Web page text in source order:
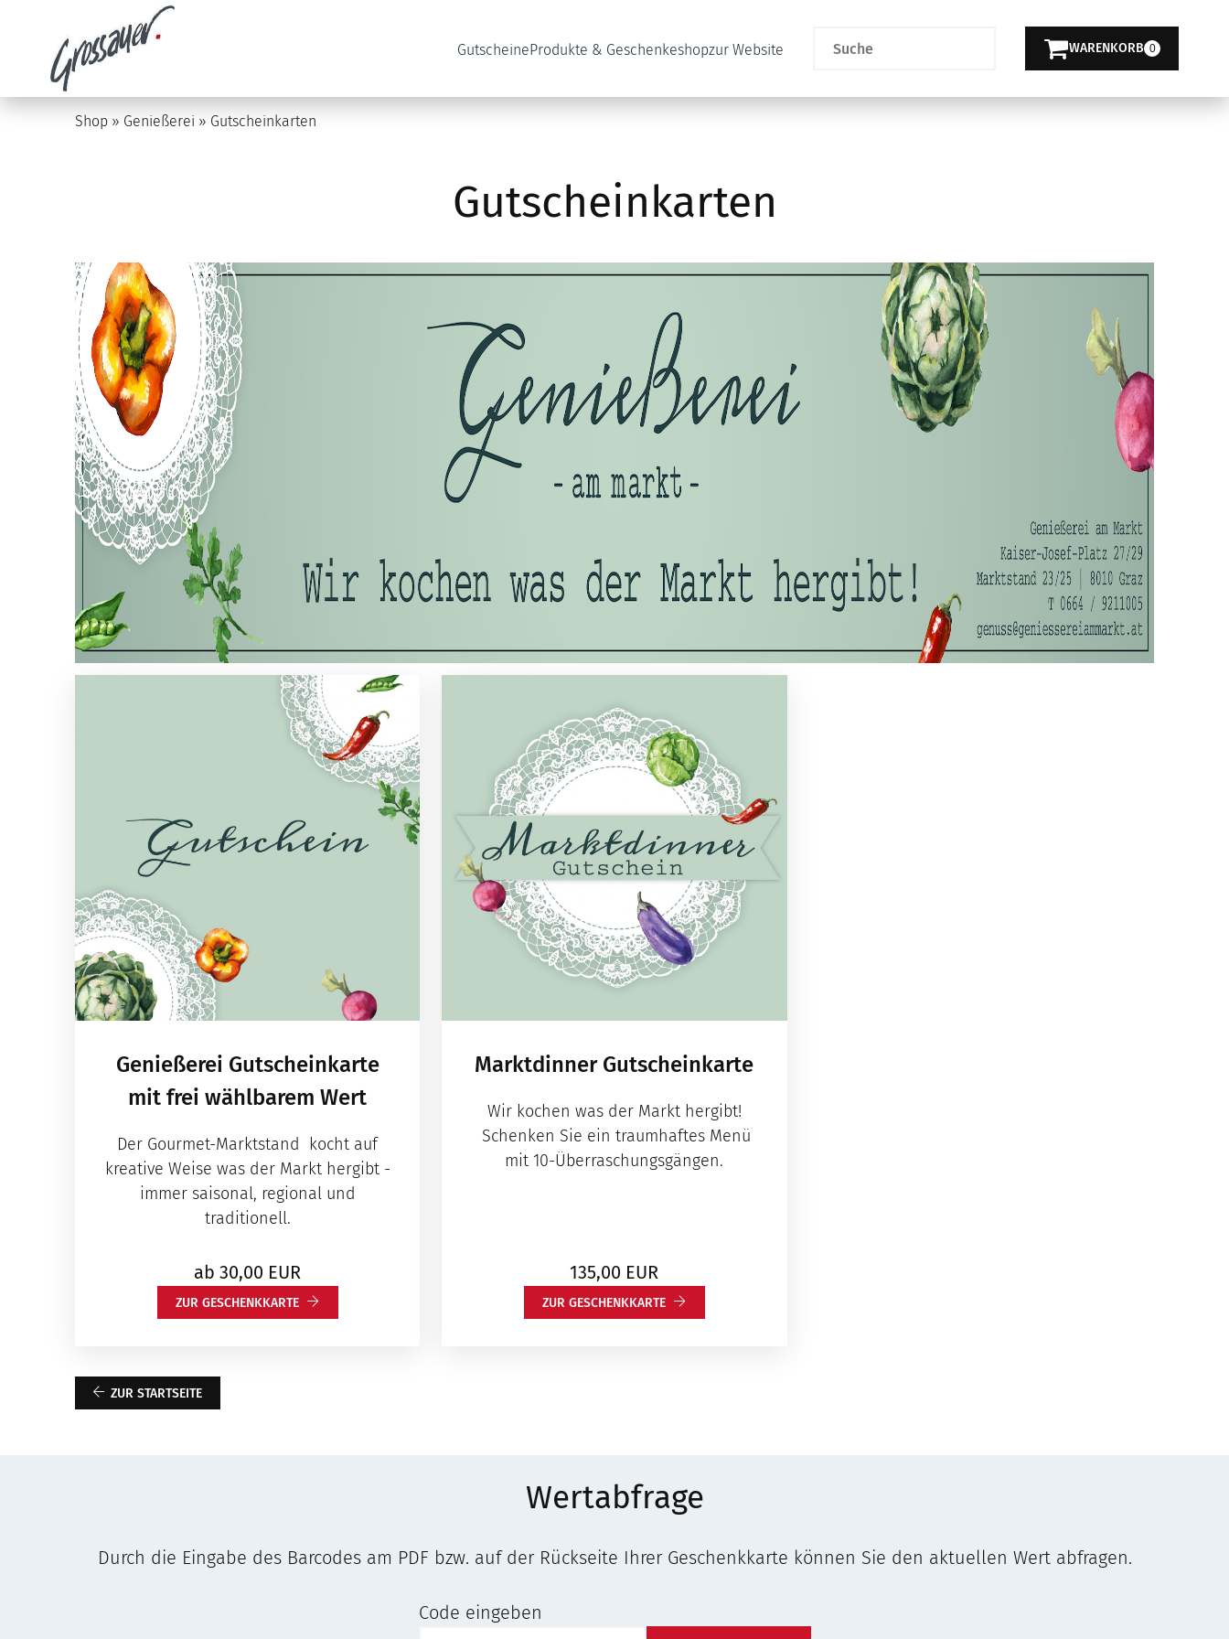
GutscheineProdukte & Geschenkeshopzur Website WARENKORB 0
Shop » Genießerei » Gutscheinkarten
Gutscheinkarten
Genießerei Gutscheinkarte
mit frei wählbarem Wert
Der Gourmet-Marktstand kocht auf
kreative Weise was der Markt hergibt -
immer saisonal, regional und
traditionell.
ab30,00 EUR
ZUR GESCHENKKARTE
Marktdinner Gutscheinkarte
Wir kochen was der Markt hergibt!
Schenken Sie ein traumhaftes Menü
mit 10-Überraschungsgängen.
135,00 EUR
ZUR GESCHENKKARTE
ZUR STARTSEITE
Wertabfrage
Durch die Eingabe des Barcodes am PDF bzw. auf der Rückseite Ihrer Geschenkkarte können Sie den aktuellen Wert abfragen.
Code eingeben